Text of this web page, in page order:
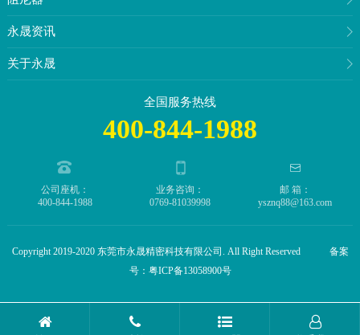
永晟资讯
关于永晟
全国服务热线
400-844-1988
公司座机：
400-844-1988
业务咨询：
0769-81039998
邮 箱：
ysznq88@163.com
Copyright 2019-2020 东莞市永晟精密科技有限公司. All Right Reserved 备案
号： 粤ICP备13058900号